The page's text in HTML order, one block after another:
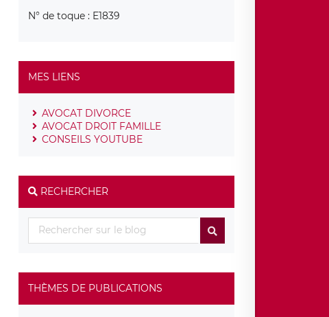
N° de toque : E1839
MES LIENS
AVOCAT DIVORCE
AVOCAT DROIT FAMILLE
CONSEILS YOUTUBE
RECHERCHER
THÈMES DE PUBLICATIONS